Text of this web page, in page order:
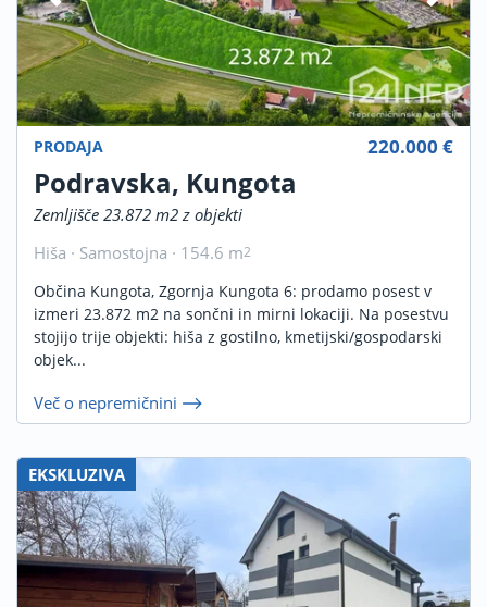
PRODAJA
Podravska, Kungota
Zemljišče 23.872 m2 z objekti
Hiša · Samostojna · 154.6 m2
220.000 €
Občina Kungota, Zgornja Kungota 6: prodamo posest v
izmeri 23.872 m2 na sončni in mirni lokaciji. Na posestvu
stojijo trije objekti: hiša z gostilno, kmetijski/gospodarski
objek...
Več o nepremičnini
EKSKLUZIVA